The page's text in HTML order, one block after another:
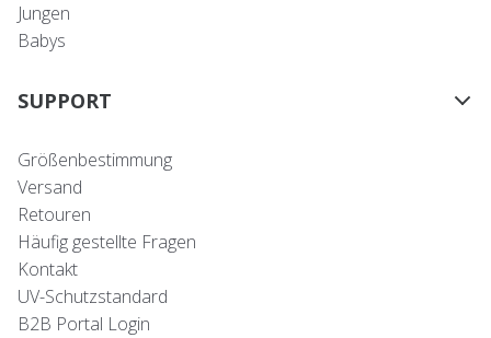
Jungen
Babys
SUPPORT
Größenbestimmung
Versand
Retouren
Häufig gestellte Fragen
Kontakt
UV-Schutzstandard
B2B Portal Login